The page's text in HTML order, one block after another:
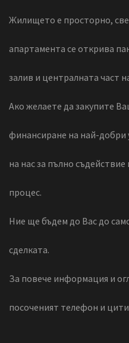
Жилището е просторно,
апартамента се открива
залив и централната част
Ако желаете да закупите
финансиране на най-добри
на нас за пълно
процес.
Ние ще бъдем до Вас до
сделката.
За повече информация и
посоченият телефон и